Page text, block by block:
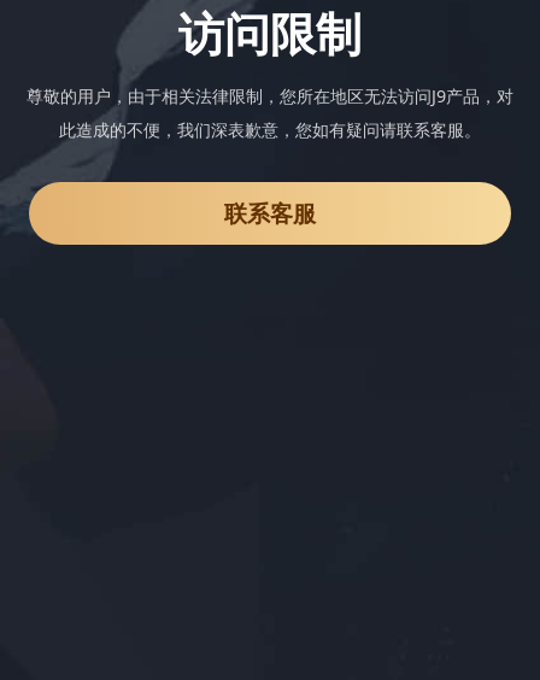
访问限制
尊敬的用户，由于相关法律限制，您所在地区无法访问J9产品，对
此造成的不便，我们深表歉意，您如有疑问请联系客服。
联系客服